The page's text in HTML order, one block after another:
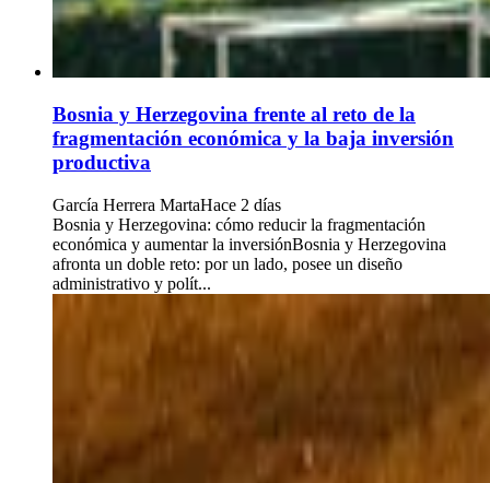
Bosnia y Herzegovina frente al reto de la
fragmentación económica y la baja inversión
productiva
García Herrera MartaHace 2 días
Bosnia y Herzegovina: cómo reducir la fragmentación
económica y aumentar la inversiónBosnia y Herzegovina
afronta un doble reto: por un lado, posee un diseño
administrativo y polít...